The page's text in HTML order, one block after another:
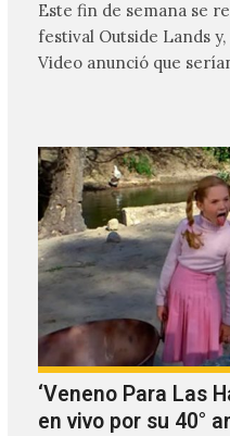
Este fin de semana se
festival Outside Lands
Video anunció que
‘Veneno Para Las
en vivo por su 40°